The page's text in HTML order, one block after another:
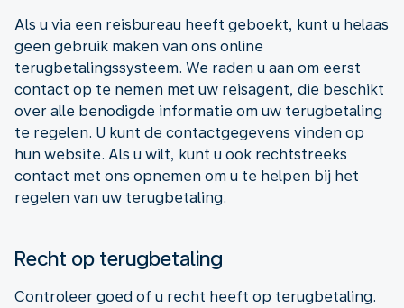
Als u via een reisbureau heeft geboekt, kunt u helaas
geen gebruik maken van ons online
terugbetalingssysteem. We raden u aan om eerst
contact op te nemen met uw reisagent, die beschikt
over alle benodigde informatie om uw terugbetaling
te regelen. U kunt de contactgegevens vinden op
hun website. Als u wilt, kunt u ook rechtstreeks
contact met ons opnemen om u te helpen bij het
regelen van uw terugbetaling.
Recht op terugbetaling
Controleer goed of u recht heeft op terugbetaling.